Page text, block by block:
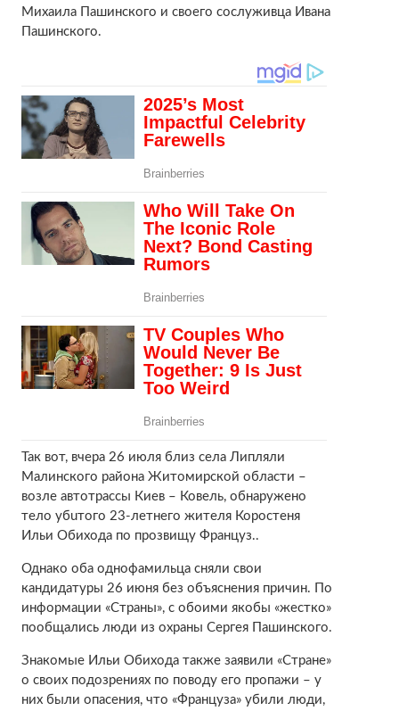
Михаила Пашинского и своего сослуживца Ивана
Пашинского.
Так вот, вчера 26 июля близ села Липляли
Малинского района Житомирской области –
возле автотрассы Киев – Ковель, обнаружено
тело yбuтoгo 23-летнего жителя Коростеня
Ильи Обихода по прозвищу Француз..
Однако оба однофамильца сняли свои
кандидатуры 26 июня без объяснения причин. По
информации «Страны», с обоими якобы «жестко»
пообщались люди из охраны Сергея Пашинского.
Знакомые Ильи Обихода также заявили «Стране»
о своих подозрениях по поводу его пропажи – у
них были опасения, что «Француза» убили люди,